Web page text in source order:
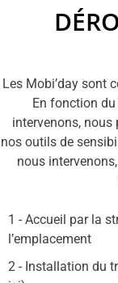
Les Mobi’day sont
En fonction
intervenons,
nos outils de
nous intervenons,
1 - Accueil par la
l’emplacement
2 - Installation du